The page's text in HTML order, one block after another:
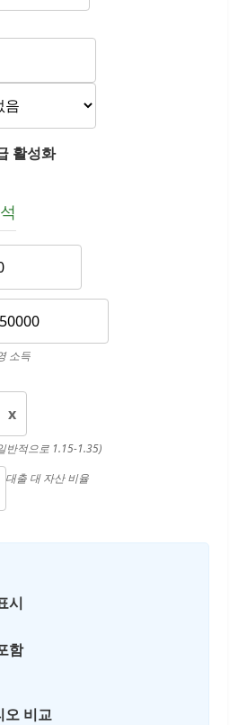
활성화
소득
x
반적으로 1.15-1.35)
대출 대 자산 비율
시
함
오 비교